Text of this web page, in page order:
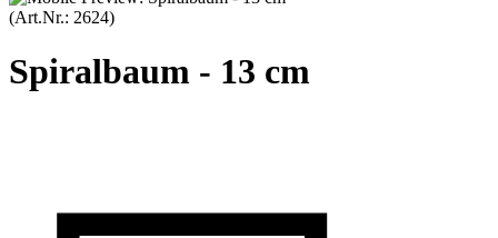
(Art.Nr.: 2624)
Spiralbaum - 13 cm